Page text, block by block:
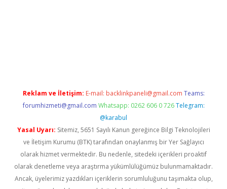
Reklam ve İletişim: E-mail: backlinkpaneli@gmail.com Teams:
forumhizmeti@gmail.com Whatsapp: 0262 606 0 726 Telegram:
@karabul
Yasal Uyarı: Sitemiz, 5651 Sayılı Kanun gereğince Bilgi Teknolojileri
ve İletişim Kurumu (BTK) tarafından onaylanmış bir Yer Sağlayıcı
olarak hizmet vermektedir. Bu nedenle, sitedeki içerikleri proaktif
olarak denetleme veya araştırma yükümlülüğümüz bulunmamaktadır.
Ancak, üyelerimiz yazdıkları içeriklerin sorumluluğunu taşımakta olup,